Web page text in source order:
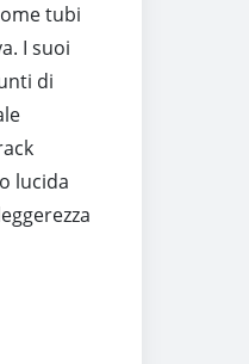
tubi
I suoi
di
lucida